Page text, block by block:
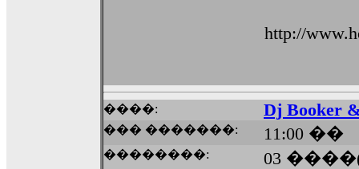
http://
����: Dj Booker
��� �������: 11:00 ��
��������: 03